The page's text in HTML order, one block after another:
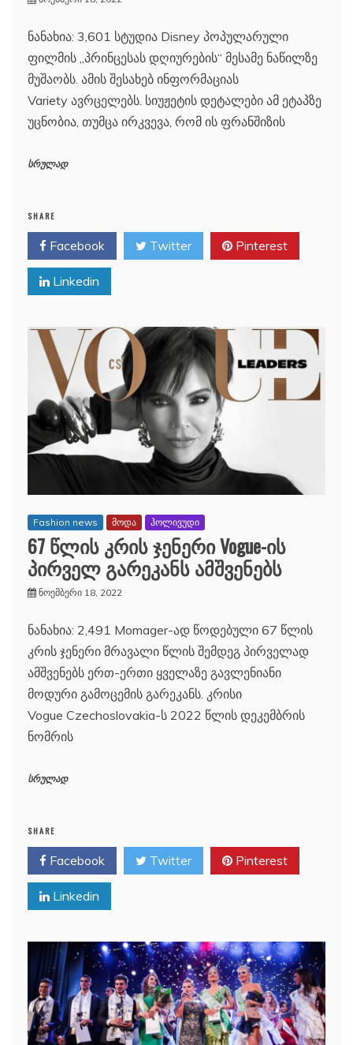
ნანახია: 3,601 სტუდია Disney პოპულარული
ფილმის „პრინცესას დღიურების“ მესამე ნაწილზე
მუშაობს. ამის შესახებ ინფორმაციას
Variety ავრცელებს. სიუჟეტის დეტალები ამ ეტაპზე
უცნობია, თუმცა ირკვევა, რომ ის ფრანშიზის
სრულად
SHARE
Facebook Twitter Pinterest
Linkedin
Fashion news მოდა ჰოლივუდი
67 წლის კრის ჯენერი Vogue-ის
პირველ გარეკანს ამშვენებს
ნოემბერი 18, 2022
ნანახია: 2,491 Momager-ად წოდებული 67 წლის
კრის ჯენერი მრავალი წლის შემდეგ პირველად
ამშვენებს ერთ-ერთი ყველაზე გავლენიანი
მოდური გამოცემის გარეკანს. კრისი
Vogue Czechoslovakia-ს 2022 წლის დეკემბრის
ნომრის
სრულად
SHARE
Facebook Twitter Pinterest
Linkedin